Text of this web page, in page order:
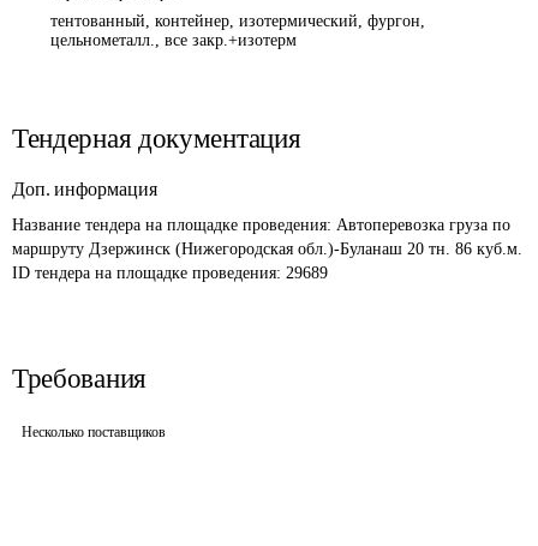
тентованный, контейнер, изотермический, фургон,
цельнометалл., все закр.+изотерм
Тендерная документация
Доп. информация
Название тендера на площадке проведения: Автоперевозка груза по
маршруту Дзержинск (Нижегородская обл.)-Буланаш 20 тн. 86 куб.м.
ID тендера на площадке проведения: 29689
Требования
Несколько поставщиков